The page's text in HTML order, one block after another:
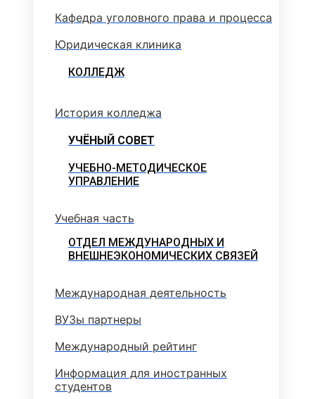
Кафедра уголовного права и процесса
Юридическая клиника
КОЛЛЕДЖ
История колледжа
УЧЁНЫЙ СОВЕТ
УЧЕБНО-МЕТОДИЧЕСКОЕ
УПРАВЛЕНИЕ
Учебная часть
ОТДЕЛ МЕЖДУНАРОДНЫХ И
ВНЕШНЕЭКОНОМИЧЕСКИХ СВЯЗЕЙ
Международная деятельность
ВУЗы партнеры
Международный рейтинг
Информация для иностранных
студентов